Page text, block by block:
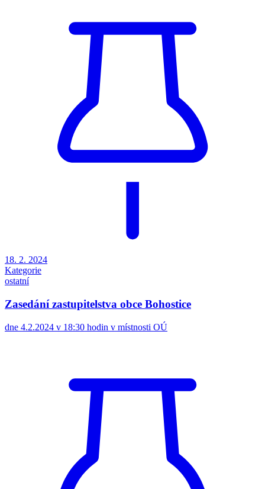
18. 2. 2024
Kategorie
ostatní
Zasedání zastupitelstva obce Bohostice
dne 4.2.2024 v 18:30 hodin v místnosti OÚ